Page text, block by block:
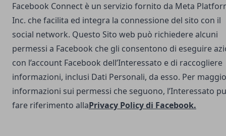
Facebook Connect è un servizio fornito da Meta
Inc. che facilita ed integra la connessione del sito con il
social network. Questo Sito web può richiedere alcuni
permessi a Facebook che gli consentono di eseguire
con l’account Facebook dell’Interessato e di raccogliere
informazioni, inclusi Dati Personali, da esso. Per
informazioni sui permessi che seguono, l’Interessato
fare riferimento allaPrivacy Policy di Facebook.